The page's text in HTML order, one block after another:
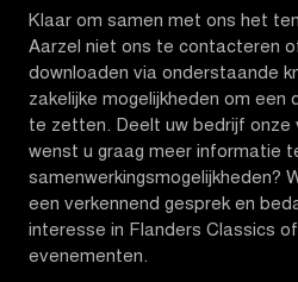
Klaar om samen met ons het
Aarzel niet ons te contacteren
downloaden via onderstaande
zakelijke mogelijkheden om een
te zetten. Deelt uw bedrijf onze
wenst u graag meer informatie
samenwerkingsmogelijkheden?
een verkennend gesprek en
interesse in Flanders Classics
evenementen.